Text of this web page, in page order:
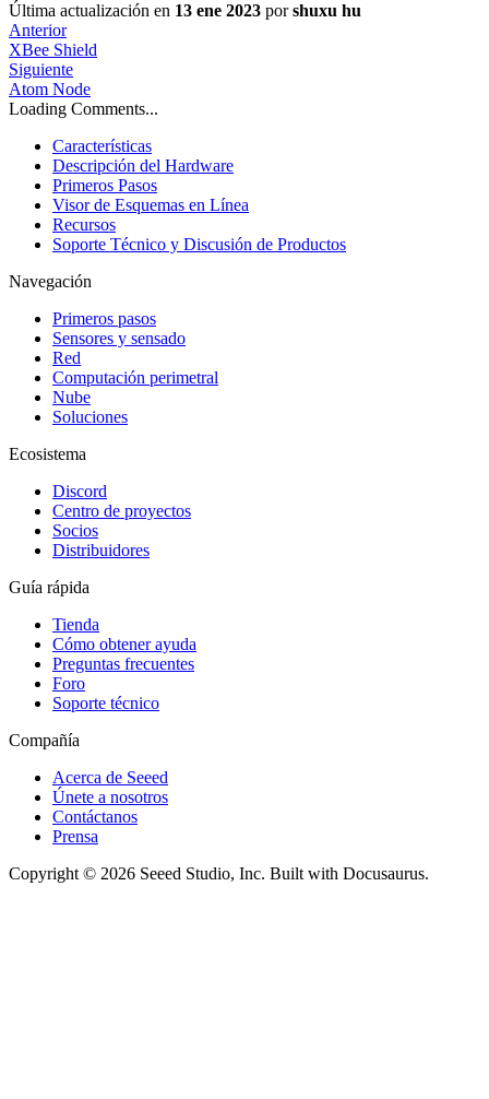
Última actualización en 13 ene 2023 porshuxu hu
Anterior
XBee Shield
Siguiente
Atom Node
Loading Comments...
Características
Descripción del Hardware
Primeros Pasos
Visor de Esquemas en Línea
Recursos
Soporte Técnico y Discusión de Productos
Navegación
Primeros pasos
Sensores y sensado
Red
Computación perimetral
Nube
Soluciones
Ecosistema
Discord
Centro de proyectos
Socios
Distribuidores
Guía rápida
Tienda
Cómo obtener ayuda
Preguntas frecuentes
Foro
Soporte técnico
Compañía
Acerca de Seeed
Únete a nosotros
Contáctanos
Prensa
Copyright © 2026 Seeed Studio, Inc. Built with Docusaurus.